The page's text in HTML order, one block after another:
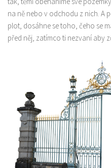
Produkty
Sport
na ně nebo v odchodu z nich. A
plot, dosáhne se toho, čeho se
před něj, zatímco ti nezvaní aby